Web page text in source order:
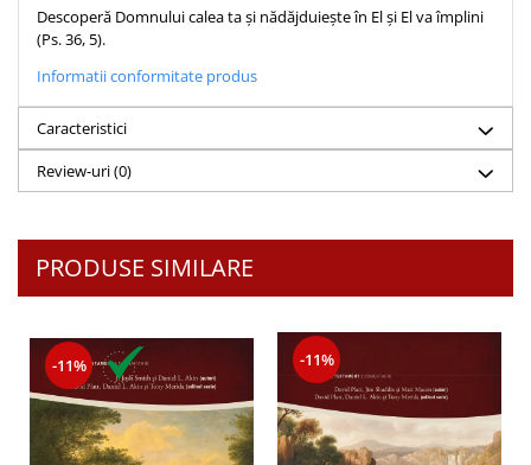
Devotional
Diverse
Lupta Spirituala
Schimbarea caracterului
Slujire
Suferinta
Viata din belsug
Despre afaceri
Dezvoltare personala
Mediu
Sanatate / nutritie
Descoperă Domnului calea ta și nădăjduiește în El și El va împlini
(Ps. 36, 5).
Informatii conformitate produs
Caracteristici
Review-uri(0)
PRODUSE SIMILARE
-11% -11%